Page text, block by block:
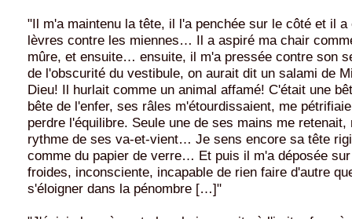
"Il m'a maintenu la tête, il l'a penchée sur le côté et il
lèvres contre les miennes… Il a aspiré ma chair
mûre, et ensuite… ensuite, il m'a pressée contre son
de l'obscurité du vestibule, on aurait dit un salami de
Dieu! Il hurlait comme un animal affamé! C'était une
bête de l'enfer, ses râles m'étourdissaient, me
perdre l'équilibre. Seule une de ses mains me retenait,
rythme de ses va-et-vient… Je sens encore sa tête
comme du papier de verre… Et puis il m'a déposée
froides, inconsciente, incapable de rien faire d'autre
s'éloigner dans la pénombre […]"